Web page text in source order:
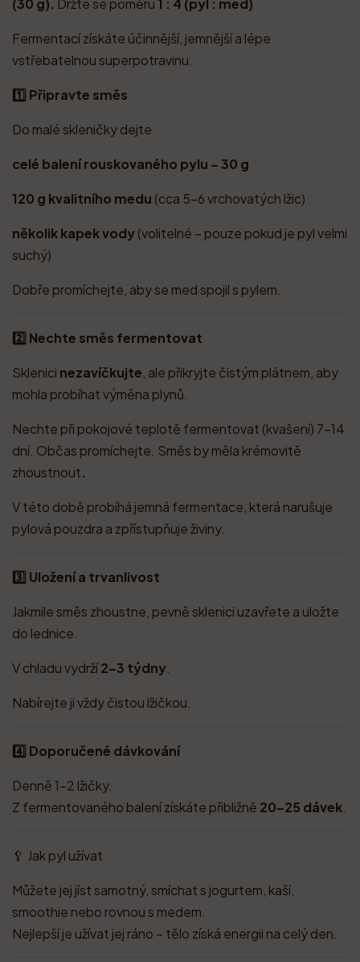
(30 g). Držte se poměru1 : 4 (pyl : med)
Fermentací získáte účinnější, jemnější a lépe
vstřebatelnou superpotravinu.
1️⃣ Připravte směs
Do malé skleničky dejte
celé balení rouskovaného pylu – 30 g
120 g kvalitního medu (cca 5–6 vrchovatých lžic)
několik kapek vody(volitelné – pouze pokud je pyl velmi
suchý)
Dobře promíchejte, aby se med spojil s pylem.
2️⃣ Nechte směs fermentovat
Sklenici nezavíčkujte , ale přikryjte čistým plátnem, aby
mohla probíhat výměna plynů.
Nechte při pokojové teplotě fermentovat (kvašení) 7–14
dní. Občas promíchejte. Směs by měla krémovitě
zhoustnout.
V této době probíhá jemná fermentace, která narušuje
pylová pouzdra a zpřístupňuje živiny.
3️⃣ Uložení a trvanlivost
Jakmile směs zhoustne, pevně sklenici uzavřete a uložte
do lednice.
V chladu vydrží2–3 týdny
Nabírejte ji vždy čistou lžičkou.
4️⃣ Doporučené dávkování
Denně 1-2 lžičky.
Z fermentovaného balení získáte přibližně 20–25 dávek
🥄 Jak pyl užívat
Můžete jej jíst samotný, smíchat s jogurtem, kaší,
smoothie nebo rovnou s medem.
Nejlepší je užívat jej ráno – tělo získá energii na celý den.